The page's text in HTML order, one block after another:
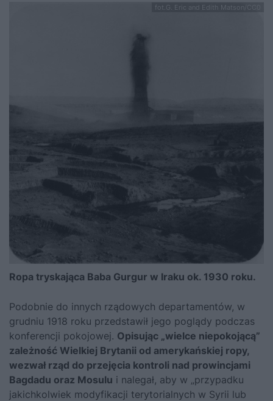
fot.G. Eric and Edith Matson/CC0
Ropa tryskająca Baba Gurgur w Iraku ok. 1930 roku.
Podobnie do innych rządowych departamentów, w
grudniu 1918 roku przedstawił jego poglądy podczas
konferencji pokojowej. Opisując „wielce niepokojącą”
zależność Wielkiej Brytanii od amerykańskiej ropy,
wezwał rząd do przejęcia kontroli nad prowincjami
Bagdadu oraz Mosulu i nalegał, aby w „przypadku
jakichkolwiek modyfikacji terytorialnych w Syrii lub